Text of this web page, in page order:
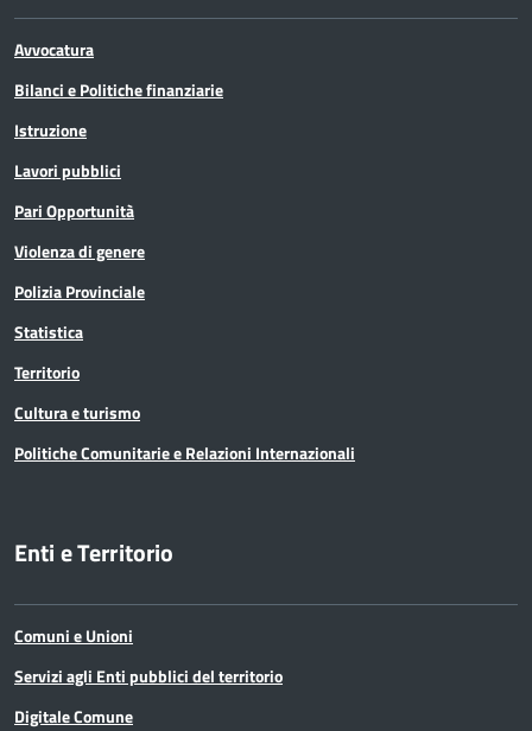
Avvocatura
Bilanci e Politiche finanziarie
Istruzione
Lavori pubblici
Pari Opportunità
Violenza di genere
Polizia Provinciale
Statistica
Territorio
Cultura e turismo
Politiche Comunitarie e Relazioni Internazionali
Enti e Territorio
Comuni e Unioni
Servizi agli Enti pubblici del territorio
Digitale Comune